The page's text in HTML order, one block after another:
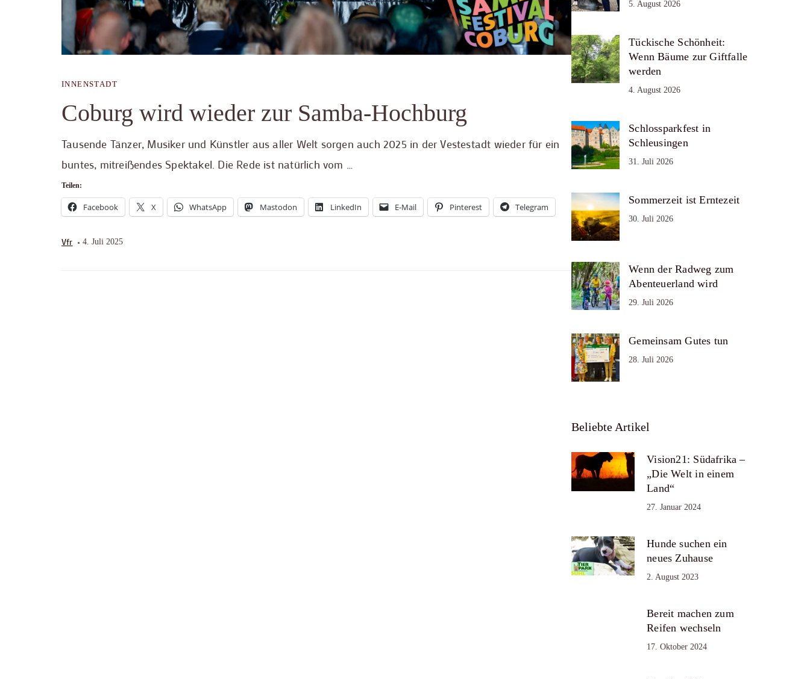
INNENSTADT
Coburg wird wieder zur Samba-Hochburg
Tausende Tänzer, Musiker und Künstler aus aller Welt sorgen auch 2025 in der Vestestadt wieder für ein
buntes, mitreißendes Spektakel. Die Rede ist natürlich vom …
Teilen:
Facebook X WhatsApp Mastodon LinkedIn E-Mail Pinterest Telegram
Vfr 4. Juli 2025
5. August 2026
Tückische Schönheit:
Wenn Bäume zur Giftfalle
werden
4. August 2026
Schlossparkfest in
Schleusingen
31. Juli 2026
Sommerzeit ist Erntezeit
30. Juli 2026
Wenn der Radweg zum
Abenteuerland wird
29. Juli 2026
Gemeinsam Gutes tun
28. Juli 2026
Beliebte Artikel
Vision21: Südafrika –
„Die Welt in einem
Land“
27. Januar 2024
Hunde suchen ein
neues Zuhause
2. August 2023
Bereit machen zum
Reifen wechseln
17. Oktober 2024